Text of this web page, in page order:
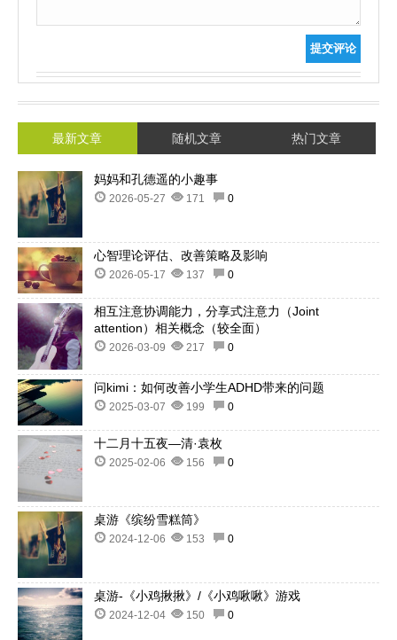
提交评论
最新文章 随机文章 热门文章
妈妈和孔德遥的小趣事
2026-05-27 171 0
心智理论评估、改善策略及影响
2026-05-17 137 0
相互注意协调能力，分享式注意力（Joint
attention）相关概念（较全面）
2026-03-09 217 0
问kimi：如何改善小学生ADHD带来的问题
2025-03-07 199 0
十二月十五夜—清·袁枚
2025-02-06 156 0
桌游《缤纷雪糕筒》
2024-12-06 153 0
桌游-《小鸡揪揪》/《小鸡啾啾》游戏
2024-12-04 150 0